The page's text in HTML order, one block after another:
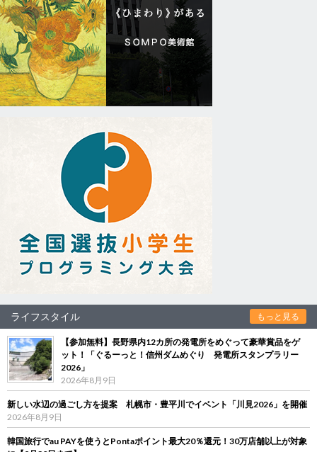
ライフスタイル もっと見る
【参加無料】長野県内12カ所の発電所をめぐって豪華賞品をゲ
ット！「ぐるーっと！信州ダムめぐり 発電所スタンプラリー
2026」
2026年8月9日
新しい水辺の過ごし方を提案 札幌市・豊平川でイベント「川見2026」を開催
2026年8月9日
韓国旅行でau PAYを使うとPontaポイント最大20％還元！30万店舗以上が対象